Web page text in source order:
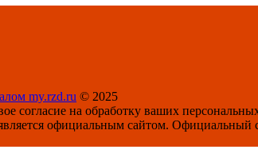
my.rzd.ru © 2025
согласие на обработку ваших
официальным сайтом. Официальный